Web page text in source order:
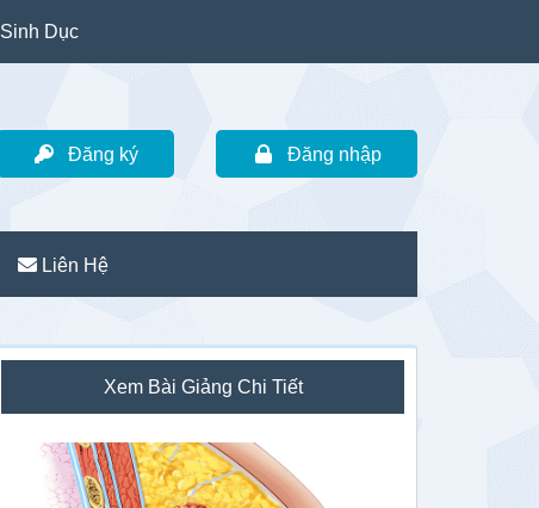
Sinh Dục
Đăng ký Đăng nhập
Liên Hệ
Sidebar
chính
Xem Bài Giảng Chi Tiết